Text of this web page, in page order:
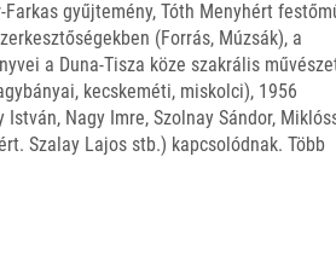
gyűjtemény, Tóth Menyhért
(Forrás, Múzsák), a
a Duna-Tisza köze szakrális
kecskeméti, miskolci), 1956
Nagy Imre, Szolnay Sándor,
Szalay Lajos stb.) kapcsolódnak. Több